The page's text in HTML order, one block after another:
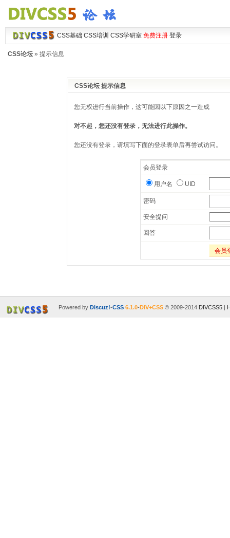
CSS基础 CSS培训 CSS学研室 免费注册 登录
CSS论坛» 提示信息
CSS论坛 提示信息
您无权进行当前操作，这可能因以下原因之一造成
对不起，您还没有登录，无法进行此操作。
您还没有登录，请填写下面的登录表单后再尝试访问。
会员登录
用户名 UID
密码
安全提问
回答
会员
Powered by Discuz!-CSS 6.1.0-DIV+CSS© 2009-2014 DIVCSS5|